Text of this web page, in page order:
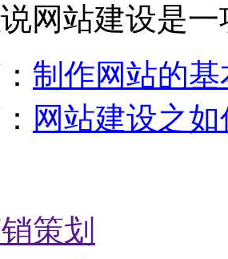
网站建设是
制作网站的
网站建设之
策划